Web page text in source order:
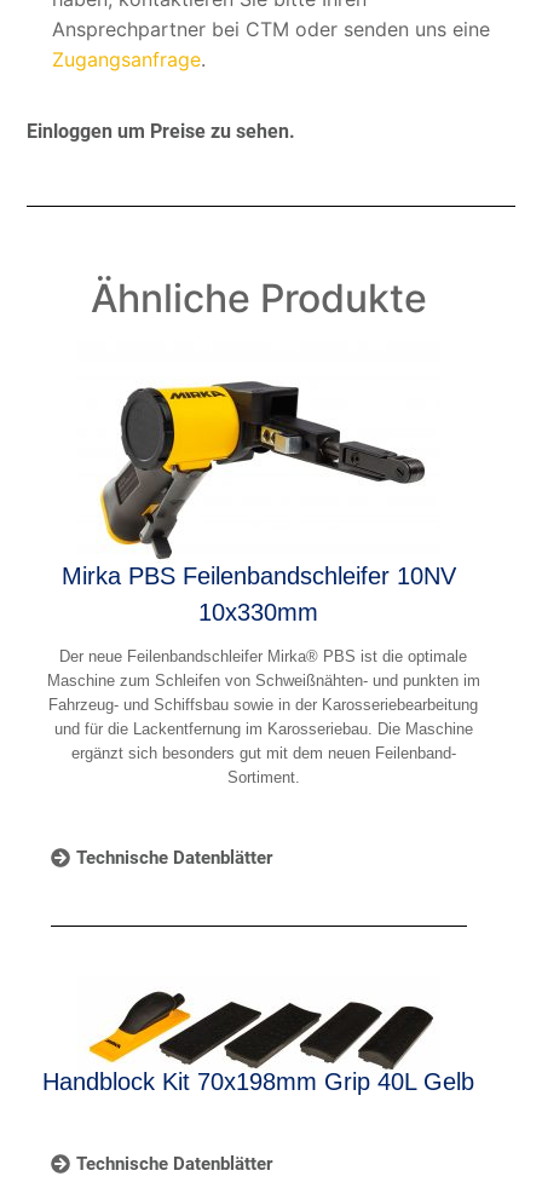
Ansprechpartner bei CTM oder senden uns eine
Zugangsanfrage.
Einloggen um Preise zu sehen.
Ähnliche Produkte
Mirka PBS Feilenbandschleifer 10NV
10x330mm
Der neue Feilenbandschleifer Mirka® PBS ist die optimale
Maschine zum Schleifen von Schweißnähten- und punkten im
Fahrzeug- und Schiffsbau sowie in der Karosseriebearbeitung
und für die Lackentfernung im Karosseriebau. Die Maschine
ergänzt sich besonders gut mit dem neuen Feilenband-
Sortiment.
Technische Datenblätter
Handblock Kit 70x198mm Grip 40L Gelb
Technische Datenblätter